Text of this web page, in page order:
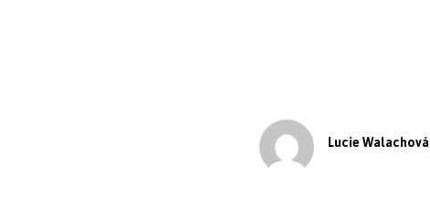
Lucie Walachová